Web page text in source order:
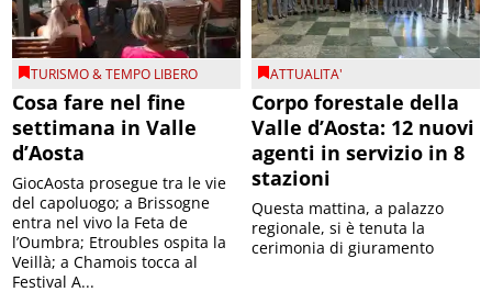
TURISMO & TEMPO LIBERO
Cosa fare nel fine
settimana in Valle
d’Aosta
GiocAosta prosegue tra le vie
del capoluogo; a Brissogne
entra nel vivo la Feta de
l’Oumbra; Etroubles ospita la
Veillà; a Chamois tocca al
Festival A...
ATTUALITA'
Corpo forestale della
Valle d’Aosta: 12 nuovi
agenti in servizio in 8
stazioni
Questa mattina, a palazzo
regionale, si è tenuta la
cerimonia di giuramento